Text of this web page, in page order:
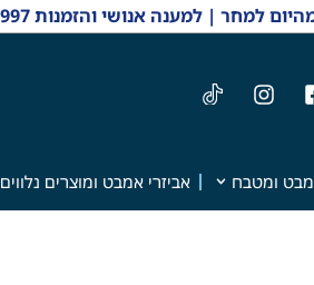
ומטבח אביזרי אמבט ומוצרים נלווים